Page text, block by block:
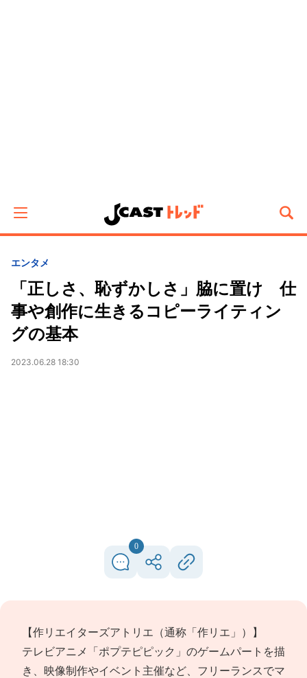
エンタメ
「正しさ、恥ずかしさ」脇に置け 仕
事や創作に生きるコピーライティン
グの基本
2023.06.28 18:30
0
【作リエイターズアトリエ（通称「作リエ」）】
テレビアニメ「ポプテピピック」のゲームパートを描
き、映像制作やイベント主催など、フリーランスでマ